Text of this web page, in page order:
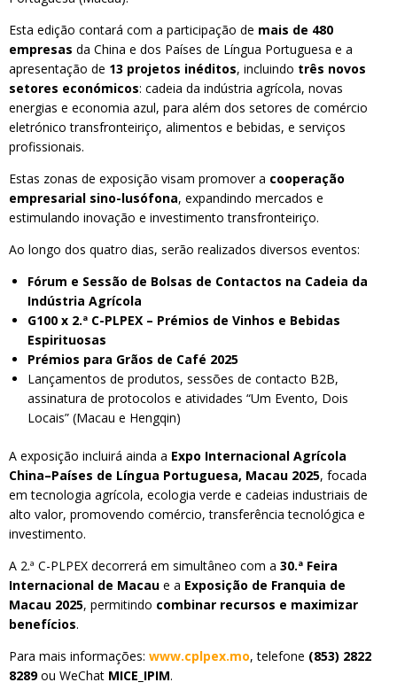
Esta edição contará com a participação de mais de 480
empresas da China e dos Países de Língua Portuguesa e a
apresentação de 13 projetos inéditos, incluindo três novos
setores económicos: cadeia da indústria agrícola, novas
energias e economia azul, para além dos setores de comércio
eletrónico transfronteiriço, alimentos e bebidas, e serviços
profissionais.
Estas zonas de exposição visam promover a cooperação
empresarial sino-lusófona, expandindo mercados e
estimulando inovação e investimento transfronteiriço.
Ao longo dos quatro dias, serão realizados diversos eventos:
Fórum e Sessão de Bolsas de Contactos na Cadeia da
Indústria Agrícola
G100 x 2.ª C-PLPEX – Prémios de Vinhos e Bebidas
Espirituosas
Prémios para Grãos de Café 2025
Lançamentos de produtos, sessões de contacto B2B,
assinatura de protocolos e atividades “Um Evento, Dois
Locais” (Macau e Hengqin)
A exposição incluirá ainda a Expo Internacional Agrícola
China–Países de Língua Portuguesa, Macau 2025, focada
em tecnologia agrícola, ecologia verde e cadeias industriais de
alto valor, promovendo comércio, transferência tecnológica e
investimento.
A 2.ª C-PLPEX decorrerá em simultâneo com a 30.ª Feira
Internacional de Macau e a Exposição de Franquia de
Macau 2025, permitindo combinar recursos e maximizar
benefícios.
Para mais informações: www.cplpex.mo, telefone (853) 2822
8289ou WeChat MICE_IPIM.